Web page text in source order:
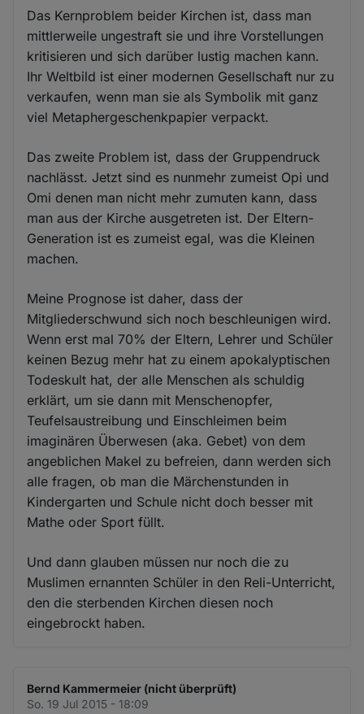
Das Kernproblem beider Kirchen ist, dass man
mittlerweile ungestraft sie und ihre Vorstellungen
kritisieren und sich darüber lustig machen kann.
Ihr Weltbild ist einer modernen Gesellschaft nur zu
verkaufen, wenn man sie als Symbolik mit ganz
viel Metaphergeschenkpapier verpackt.
Das zweite Problem ist, dass der Gruppendruck
nachlässt. Jetzt sind es nunmehr zumeist Opi und
Omi denen man nicht mehr zumuten kann, dass
man aus der Kirche ausgetreten ist. Der Eltern-
Generation ist es zumeist egal, was die Kleinen
machen.
Meine Prognose ist daher, dass der
Mitgliederschwund sich noch beschleunigen wird.
Wenn erst mal 70% der Eltern, Lehrer und Schüler
keinen Bezug mehr hat zu einem apokalyptischen
Todeskult hat, der alle Menschen als schuldig
erklärt, um sie dann mit Menschenopfer,
Teufelsaustreibung und Einschleimen beim
imaginären Überwesen (aka. Gebet) von dem
angeblichen Makel zu befreien, dann werden sich
alle fragen, ob man die Märchenstunden in
Kindergarten und Schule nicht doch besser mit
Mathe oder Sport füllt.
Und dann glauben müssen nur noch die zu
Muslimen ernannten Schüler in den Reli-Unterricht,
den die sterbenden Kirchen diesen noch
eingebrockt haben.
Bernd Kammermeier (nicht überprüft)
So. 19 Jul 2015 - 18:09